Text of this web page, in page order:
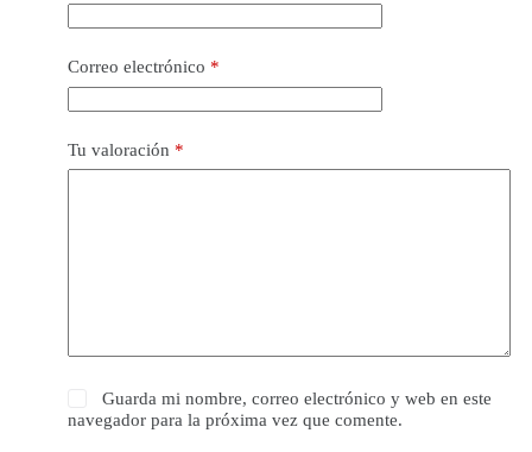
Correo electrónico *
Tu valoración *
Guarda mi nombre, correo electrónico y web en este
navegador para la próxima vez que comente.